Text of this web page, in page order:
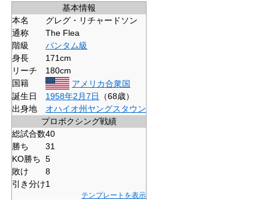
基本情報
本名
グレグ・リチャードソン
通称
The Flea
階級
バンタム級
身長
171cm
リーチ
180cm
国籍
アメリカ合衆国
誕生日
1958年2月7日
（68歳）
出身地
オハイオ州ヤングスタウン
プロボクシング戦績
総試合数40
勝ち
31
KO勝ち 5
敗け
8
引き分け1
テンプレートを表示